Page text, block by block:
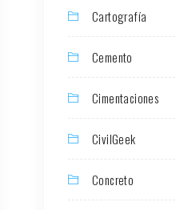
Cartografía
Cemento
Cimentaciones
CivilGeek
Concreto